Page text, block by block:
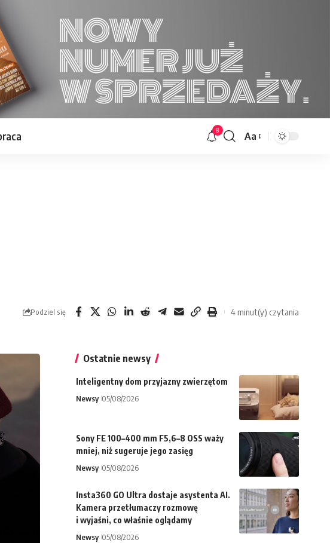
8
Font
Aa
Podziel się 4 minut(y) czytania
Ostatnie newsy
Inteligentny dom przyjazny zwierzętom
Newsy 05/08/2026
Sony FE 100–400 mm F5,6–8 OSS waży
mniej, niż sugeruje jego zasięg
Newsy 05/08/2026
Insta360 GO Ultra dostaje asystenta AI.
Kamera przetłumaczy rozmowę
i wyjaśni, co właśnie oglądamy
Newsy 05/08/2026